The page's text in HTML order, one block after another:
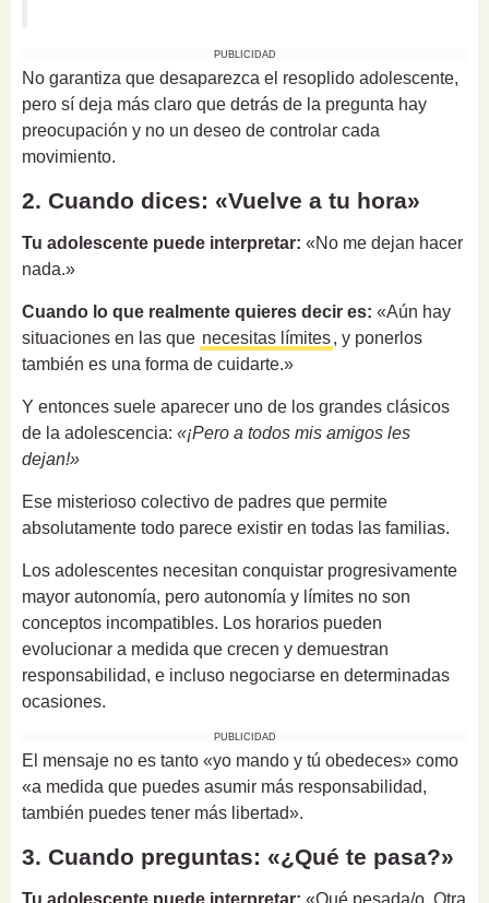
PUBLICIDAD
No garantiza que desaparezca el resoplido adolescente,
pero sí deja más claro que detrás de la pregunta hay
preocupación y no un deseo de controlar cada
movimiento.
2. Cuando dices: «Vuelve a tu hora»
Tu adolescente puede interpretar: «No me dejan hacer
nada.»
Cuando lo que realmente quieres decir es: «Aún hay
situaciones en las que necesitas límites, y ponerlos
también es una forma de cuidarte.»
Y entonces suele aparecer uno de los grandes clásicos
de la adolescencia: «¡Pero a todos mis amigos les
dejan!»
Ese misterioso colectivo de padres que permite
absolutamente todo parece existir en todas las familias.
Los adolescentes necesitan conquistar progresivamente
mayor autonomía, pero autonomía y límites no son
conceptos incompatibles. Los horarios pueden
evolucionar a medida que crecen y demuestran
responsabilidad, e incluso negociarse en determinadas
ocasiones.
PUBLICIDAD
El mensaje no es tanto «yo mando y tú obedeces» como
«a medida que puedes asumir más responsabilidad,
también puedes tener más libertad».
3. Cuando preguntas: «¿Qué te pasa?»